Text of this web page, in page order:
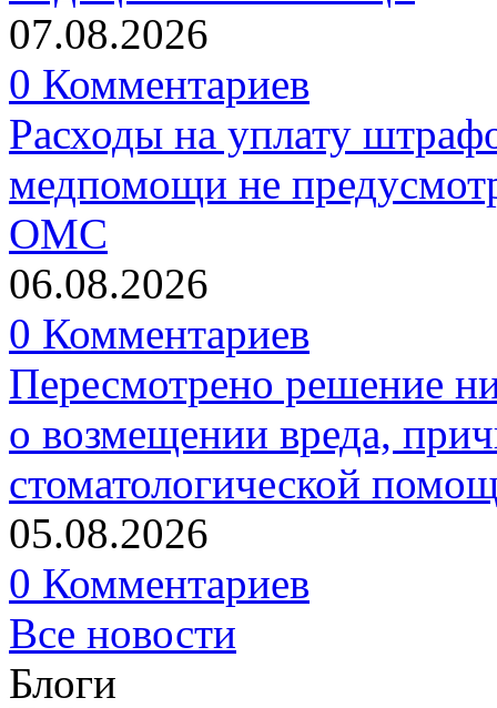
07.08.2026
0 Комментариев
Расходы на уплату
медпомощи не
ОМС
06.08.2026
0 Комментариев
Пересмотрено решение
о возмещении вреда,
стоматологической
05.08.2026
0 Комментариев
Все новости
Блоги